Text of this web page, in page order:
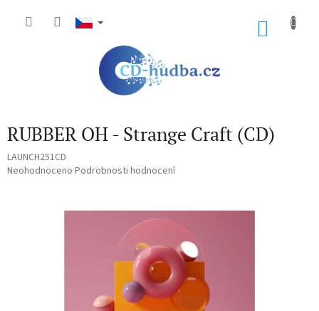
RUBBER OH - Strange Craft (CD)
LAUNCH251CD
Průměrné
Neohodnoceno Podrobnosti hodnocení